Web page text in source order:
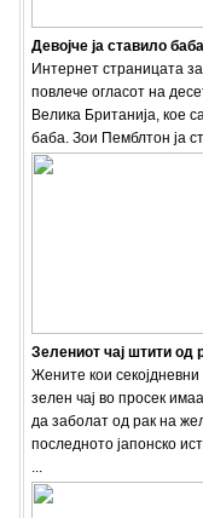
Девојче ја ставило
Интернет страницата за
повлече огласот на
Велика Британија, кое
баба. Зои Пемблтон ја
Зелениот чај штити од
Жените кои
зелен чај во просек
да заболат од рак на
последното јапонско
...